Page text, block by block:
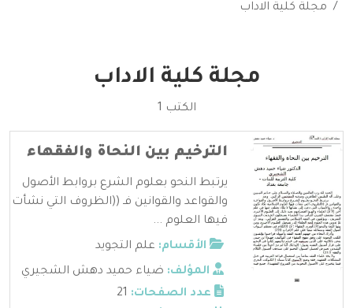
مجلة كلية الاداب
مجلة كلية الاداب
الكتب 1
الترخيم بين النحاة والفقهاء
يرتبط النحو بعلوم الشرع بروابط الأصول
والقواعد والقوانين فـ ((الظروف التي نشأت
فيها العلوم ...
الأقسام: علم التجويد
المؤلف: ضياء حميد دهش الشجيري
عدد الصفحات: